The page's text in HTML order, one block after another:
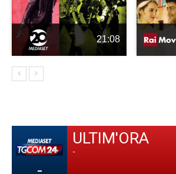
21:08
ULTIM'ORA
-